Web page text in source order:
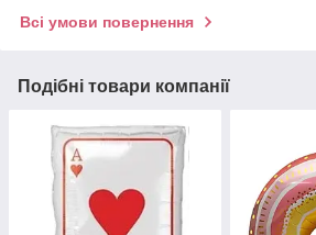
Всі умови повернення
Подібні товари компанії